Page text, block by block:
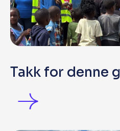
Takk for denne